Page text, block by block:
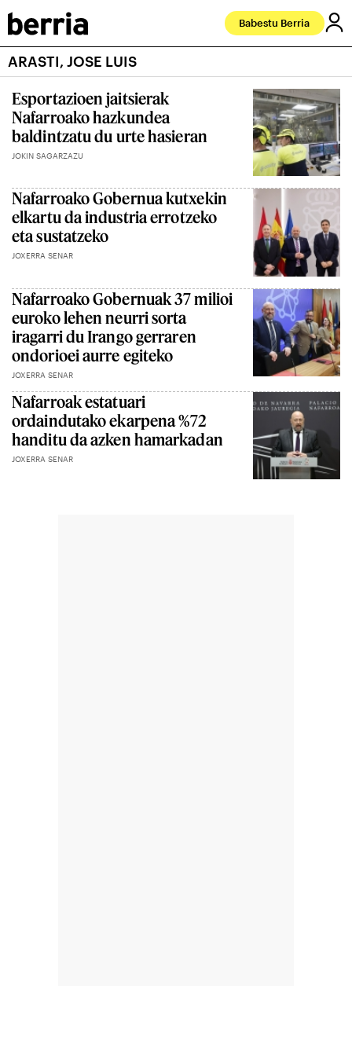
Babestu Berria
ARASTI, JOSE LUIS
Esportazioen jaitsierak
Nafarroako hazkundea
baldintzatu du urte hasieran
JOKIN SAGARZAZU
Nafarroako Gobernua kutxekin
elkartu da industria errotzeko
eta sustatzeko
JOXERRA SENAR
Nafarroako Gobernuak 37 milioi
euroko lehen neurri sorta
iragarri du Irango gerraren
ondorioei aurre egiteko
JOXERRA SENAR
Nafarroak estatuari
ordaindutako ekarpena %72
handitu da azken hamarkadan
JOXERRA SENAR